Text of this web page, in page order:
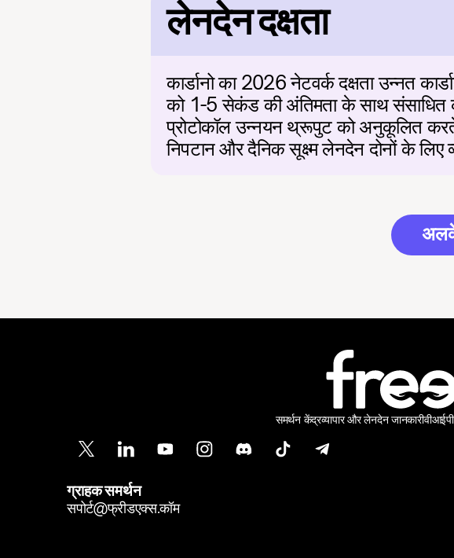
लेनदेन दक्षता
कार्डानो का 2026 नेटवर्क दक्षता उन्नत
को 1-5 सेकंड की अंतिमता के साथ
प्रोटोकॉल उन्नयन थ्रूपुट को अनुकूलित
निपटान और दैनिक सूक्ष्म लेनदेन दोनों के लिए
समर्थन केंद्रव्यापार और लेनदेन जानकारी
ग्राहक समर्थन
सपोर्ट@फ्रीडएक्स.कॉम